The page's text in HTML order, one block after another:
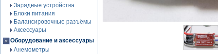
Зарядные устройства
Блоки питания
Балансировочные разъёмы
Аксессуары
Оборудование и аксессуары
Анемометры